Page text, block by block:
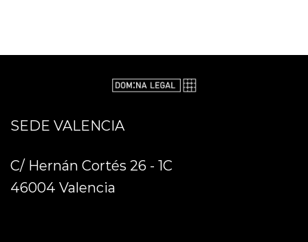
SEDE VALENCIA
C/ Hernán Cortés 26 - 1C
46004 Valencia